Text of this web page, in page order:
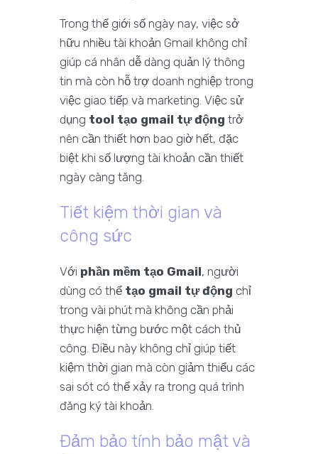
Trong thế giới số ngày nay, việc sở
hữu nhiều tài khoản Gmail không chỉ
giúp cá nhân dễ dàng quản lý thông
tin mà còn hỗ trợ doanh nghiệp trong
việc giao tiếp và marketing. Việc sử
dụng tool tạo gmail tự động trở
nên cần thiết hơn bao giờ hết, đặc
biệt khi số lượng tài khoản cần thiết
ngày càng tăng.
Tiết kiệm thời gian và
công sức
Với phần mềm tạo Gmail, người
dùng có thể tạo gmail tự động chỉ
trong vài phút mà không cần phải
thực hiện từng bước một cách thủ
công. Điều này không chỉ giúp tiết
kiệm thời gian mà còn giảm thiểu các
sai sót có thể xảy ra trong quá trình
đăng ký tài khoản.
Đảm bảo tính bảo mật và